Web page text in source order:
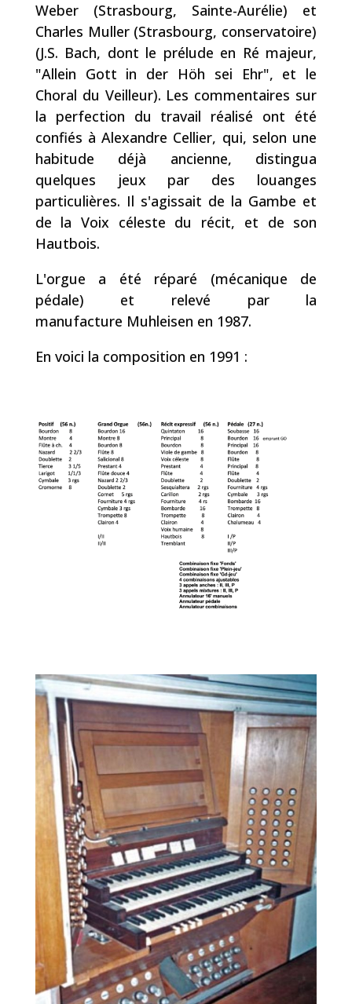
Weber (Strasbourg, Sainte-Aurélie) et
Charles Muller (Strasbourg, conservatoire)
(J.S. Bach, dont le prélude en Ré majeur,
"Allein Gott in der Höh sei Ehr", et le
Choral du Veilleur). Les commentaires sur
la perfection du travail réalisé ont été
confiés à Alexandre Cellier, qui, selon une
habitude déjà ancienne, distingua
quelques jeux par des louanges
particulières. Il s'agissait de la Gambe et
de la Voix céleste du récit, et de son
Hautbois.
L'orgue a été réparé (mécanique de
pédale) et relevé par la
manufacture Muhleisen en 1987.
En voici la composition en 1991 :